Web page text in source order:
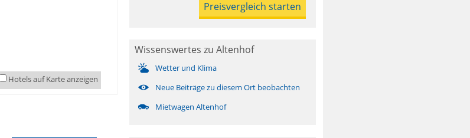
Hotels auf Karte anzeigen
Wissenswertes zu Altenhof
Wetter und Klima
Neue Beiträge zu diesem Ort beobachten
Mietwagen Altenhof